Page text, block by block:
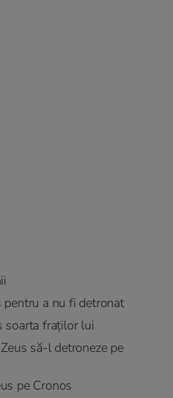
pentru a nu fi detronat
soarta fraților lui
să-l detroneze pe
pe Cronos